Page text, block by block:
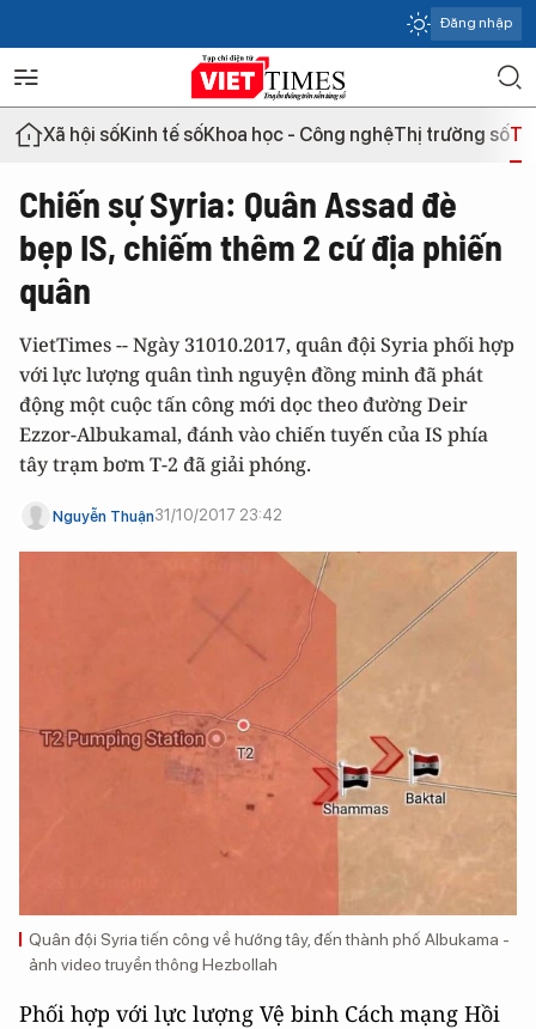
Đăng nhập
Xã hội sốKinh tế sốKhoa học - Công nghệThị trường số
Chiến sự Syria: Quân Assad đè
bẹp IS, chiếm thêm 2 cứ địa phiến
quân
VietTimes -- Ngày 31010.2017, quân đội Syria phối hợp
với lực lượng quân tình nguyện đồng minh đã phát
động một cuộc tấn công mới dọc theo đường Deir
Ezzor-Albukamal, đánh vào chiến tuyến của IS phía
tây trạm bơm T-2 đã giải phóng.
Nguyễn Thuận31/10/2017 23:42
Quân đội Syria tiến công về hướng tây, đến thành phố Albukama -
ảnh video truyền thông Hezbollah
Phối hợp với lực lượng Vệ binh Cách mạng Hồi